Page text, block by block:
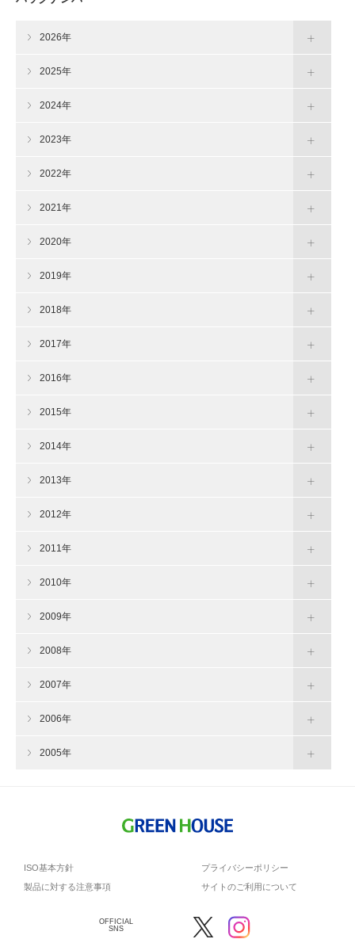
2026年
2025年
2024年
2023年
2022年
2021年
2020年
2019年
2018年
2017年
2016年
2015年
2014年
2013年
2012年
2011年
2010年
2009年
2008年
2007年
2006年
2005年
ISO基本方針
プライバシーポリシー
製品に対する注意事項
サイトのご利用について
OFFICIAL
SNS